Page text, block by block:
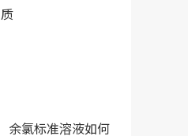
质
余氯标准溶液如何